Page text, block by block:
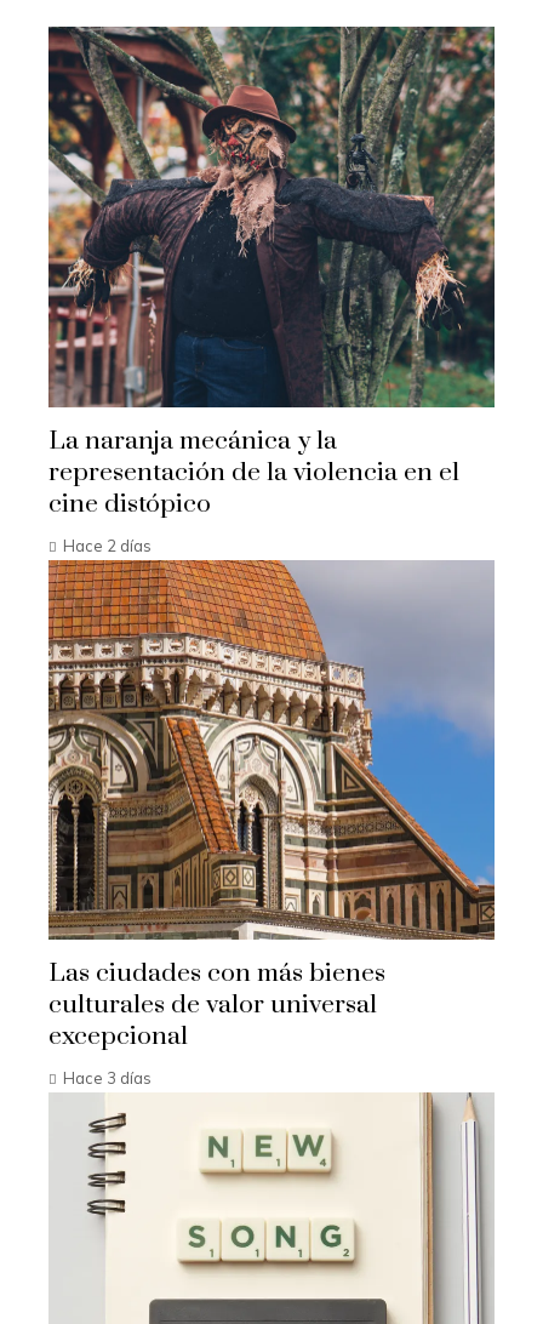
La naranja mecánica y la
representación de la violencia en el
cine distópico
Hace 2 días
Las ciudades con más bienes
culturales de valor universal
excepcional
Hace 3 días